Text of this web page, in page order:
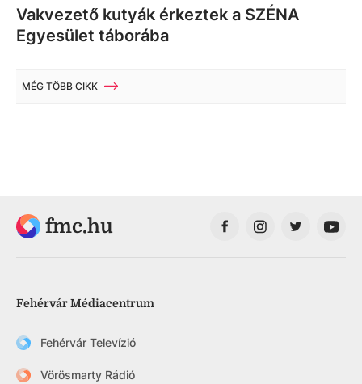
Vakvezető kutyák érkeztek a SZÉNA
Egyesület táborába
MÉG TÖBB CIKK
fmc.hu
Fehérvár Médiacentrum
Fehérvár Televízió
Vörösmarty Rádió